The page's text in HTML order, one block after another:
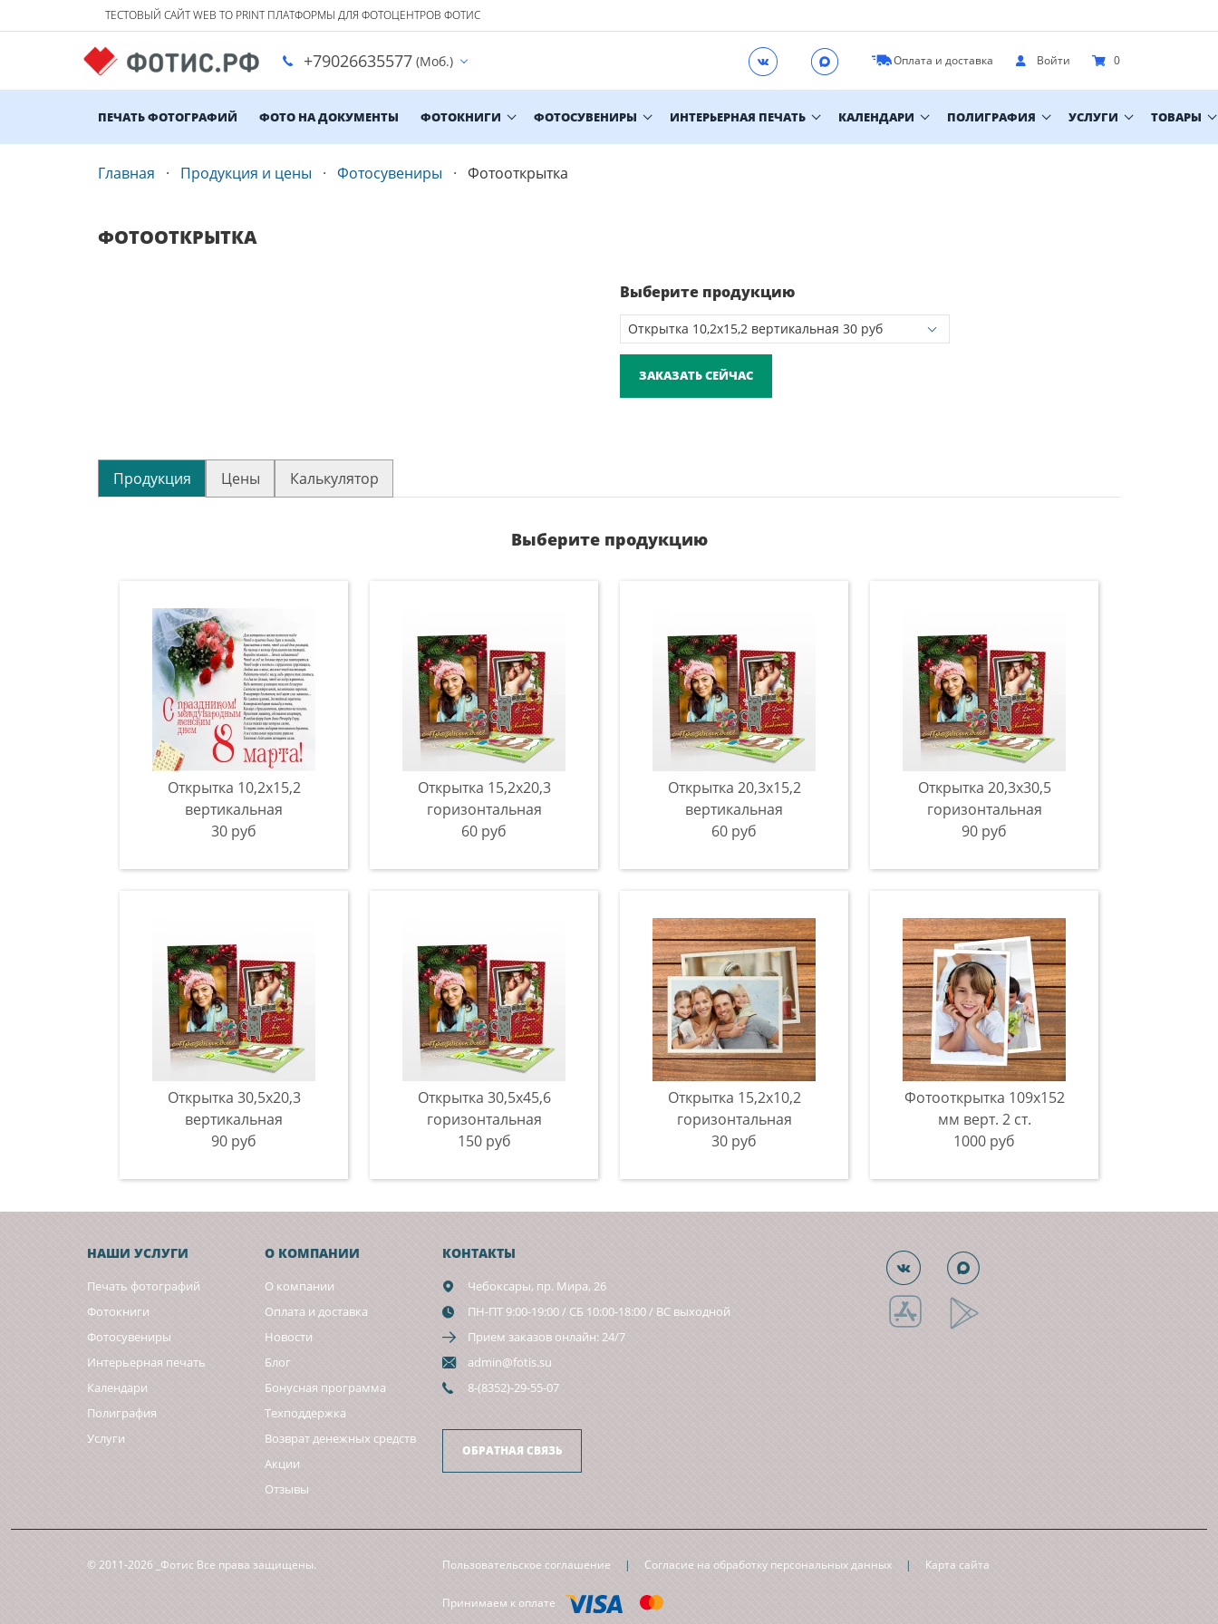
ТЕСТОВЫЙ САЙТ WEB TO PRINT ПЛАТФОРМЫ ДЛЯ ФОТОЦЕНТРОВ ФОТИС
+79026635577 (Моб.) Оплата и доставка Войти 0
ПЕЧАТЬ ФОТОГРАФИЙ ФОТО НА ДОКУМЕНТЫ ФОТОКНИГИ ФОТОСУВЕНИРЫ ИНТЕРЬЕРНАЯ ПЕЧАТЬ КАЛЕНДАРИ ПОЛИГРАФИЯ УСЛУГИ ТОВАРЫ
Главная Продукция и цены Фотосувениры Фотооткрытка
ФОТООТКРЫТКА
Выберите продукцию
ЗАКАЗАТЬ СЕЙЧАС
Продукция Цены Калькулятор
Выберите продукцию
Открытка 10,2x15,2
вертикальная
30 руб
Открытка 15,2x20,3
горизонтальная
60 руб
Открытка 20,3x15,2
вертикальная
60 руб
Открытка 20,3x30,5
горизонтальная
90 руб
Открытка 30,5x20,3
вертикальная
90 руб
Открытка 30,5x45,6
горизонтальная
150 руб
Открытка 15,2x10,2
горизонтальная
30 руб
Фотооткрытка 109x152
мм верт. 2 ст.
1000 руб
НАШИ УСЛУГИ
Печать фотографий
Фотокниги
Фотосувениры
Интерьерная печать
Календари
Полиграфия
Услуги
О КОМПАНИИ
О компании
Оплата и доставка
Новости
Блог
Бонусная программа
Техподдержка
Возврат денежных средств
Акции
Отзывы
КОНТАКТЫ
Чебоксары, пр. Мира, 26
ПН-ПТ 9:00-19:00 / СБ 10:00-18:00 / ВС выходной
Прием заказов онлайн: 24/7
admin@fotis.su
8-(8352)-29-55-07
ОБРАТНАЯ СВЯЗЬ
© 2011-2026 _Фотис Все права защищены. Пользовательское соглашение | Согласие на обработку персональных данных | Карта сайта
Принимаем к оплате